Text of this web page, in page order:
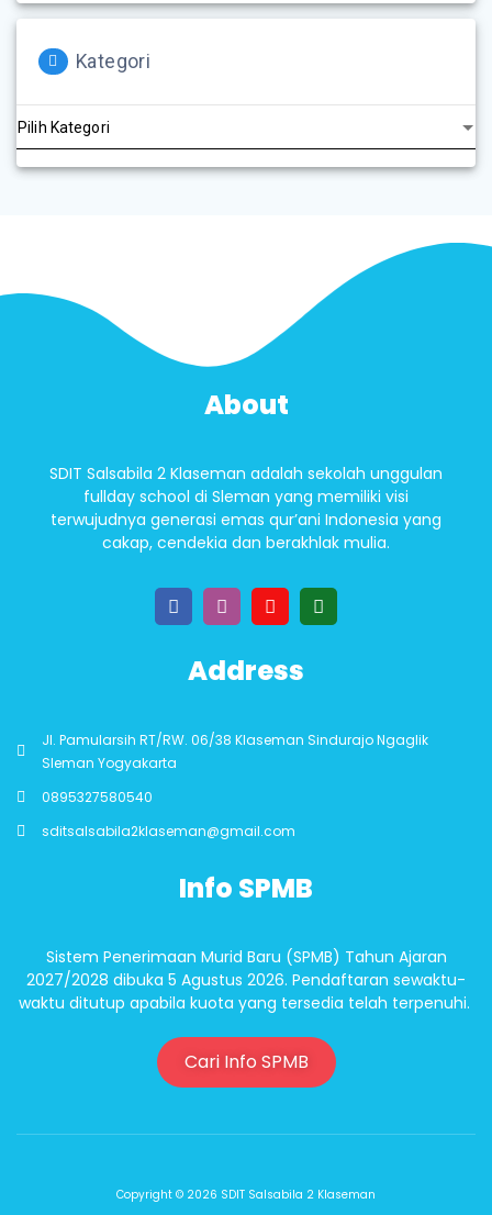
Kategori
About
SDIT Salsabila 2 Klaseman adalah sekolah unggulan
fullday school di Sleman yang memiliki visi
terwujudnya generasi emas qur’ani Indonesia yang
cakap, cendekia dan berakhlak mulia.
Address
Jl. Pamularsih RT/RW. 06/38 Klaseman Sindurajo Ngaglik
Sleman Yogyakarta
0895327580540
sditsalsabila2klaseman@gmail.com
Info SPMB
Sistem Penerimaan Murid Baru (SPMB) Tahun Ajaran
2027/2028 dibuka 5 Agustus 2026. Pendaftaran sewaktu-
waktu ditutup apabila kuota yang tersedia telah terpenuhi.
Cari Info SPMB
Copyright © 2026 SDIT Salsabila 2 Klaseman